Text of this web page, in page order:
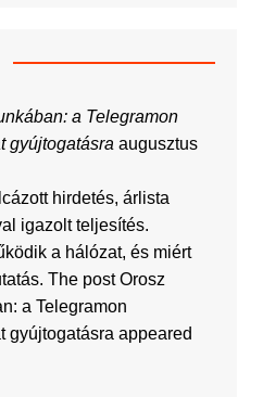
a Telegramon
gyújtogatásra augusztus
hirdetés, árlista
igazolt teljesítés.
a hálózat, és miért
The post Orosz
a Telegramon
gyújtogatásra appeared